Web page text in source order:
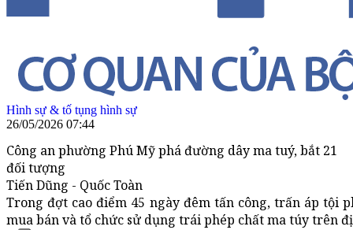
Hình sự & tố tụng hình sự
26/05/2026 07:44
Công an phường Phú Mỹ phá đường dây ma tuý, bắt 21
đối tượng
Tiến Dũng - Quốc Toàn
Trong đợt cao điểm 45 ngày đêm tấn công, trấn áp tội
mua bán và tổ chức sử dụng trái phép chất ma túy trên